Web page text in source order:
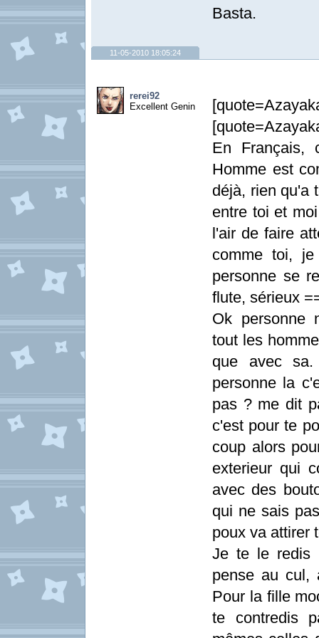
Basta.
11-05-2010 18:05:24
rerei92
Excellent Genin
En Français,
Homme est
déjà, rien qu'a
entre toi et
l'air de faire
comme toi,
personne se
flute, sérieux
Ok personne
tout les
que avec
personne la
pas ? me dit
c'est pour te
coup alors
exterieur qui
avec des
qui ne sais
poux va attirer
Je te le redis
pense au cul,
Pour la fille
te contredis